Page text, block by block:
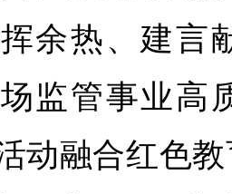
余热、建言
监管事业高
动融合红色